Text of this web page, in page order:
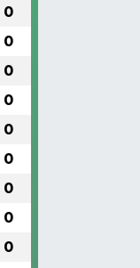
0
0
0
0
0
0
0
0
0